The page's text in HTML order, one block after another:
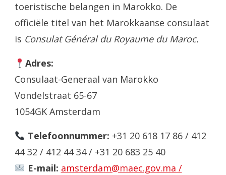
toeristische belangen in Marokko. De
officiële titel van het Marokkaanse consulaat
is Consulat Général du Royaume du Maroc.
Adres:
Consulaat-Generaal van Marokko
Vondelstraat 65-67
1054GK Amsterdam
Telefoonnummer: +31 20 618 17 86 / 412
44 32 / 412 44 34 / +31 20 683 25 40
E-mail: amsterdam@maec.gov.ma /